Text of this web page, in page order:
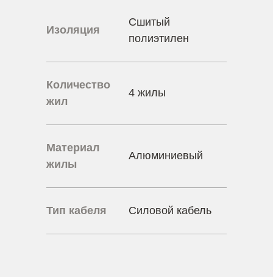
Изоляция
Сшитый
полиэтилен
Количество
жил
4 жилы
Материал
жилы
Алюминиевый
Тип кабеля Силовой кабель